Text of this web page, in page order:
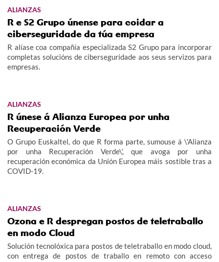
ALIANZAS
R e S2 Grupo únense para coidar a
ciberseguridade da túa empresa
R alíase coa compañía especializada S2 Grupo para incorporar
completas solucións de ciberseguridade aos seus servizos para
empresas.
ALIANZAS
R únese á Alianza Europea por unha
Recuperación Verde
O Grupo Euskaltel, do que R forma parte, sumouse á \'Alianza
por unha Recuperación Verde\', que avoga por unha
recuperación económica da Unión Europea máis sostible tras a
COVID-19.
ALIANZAS
Ozona e R despregan postos de teletraballo
en modo Cloud
Solución tecnolóxica para postos de teletraballo en modo cloud,
con entrega de postos de traballo en remoto con acceso